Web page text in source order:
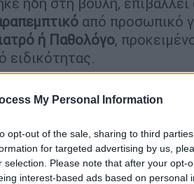
My Personal Information
opt-out of the sale, sharing to third
for targeted advertising by us,
selection. Please note that after your opt-
interest-based ads based on personal
από προσωπικό
ή Παθολόγο,
ειδικότητας.
εξάντληση εν ώρα